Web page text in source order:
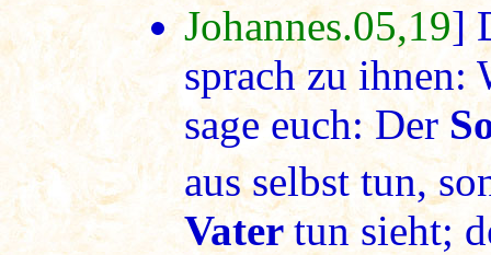
Johannes.05,19]
sprach zu ihnen:
sage euch: Der
aus selbst tun,
Vatertun sieht;